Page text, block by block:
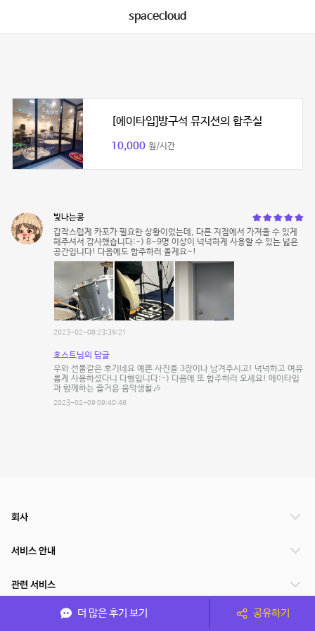
spacecloud
[에이타입]방구석 뮤지션의 합주실
10,000 원/시간
빛나는콩
갑작스럽게 카포가 필요한 상황이었는데, 다른 지점에서 가져올 수 있게
해주셔서 감사했습니다:-) 8~9명 이상이 넉넉하게 사용할 수 있는 넓은
공간입니다! 다음에도 합주하러 올게요~!
2023-02-08 23:39:21
호스트님의 답글
우와 선물같은 후기네요 예쁜 사진을 3장이나 남겨주시고! 넉넉하고 여유
롭게 사용하셨다니 다행입니다:-) 다음에 또 합주하러 오세요! 에이타입
과 함께하는 즐거윤 음악생활🎶
2023-02-09 09:40:46
더 많은 후기 보기 공유하기
회사
서비스 안내
관련 서비스